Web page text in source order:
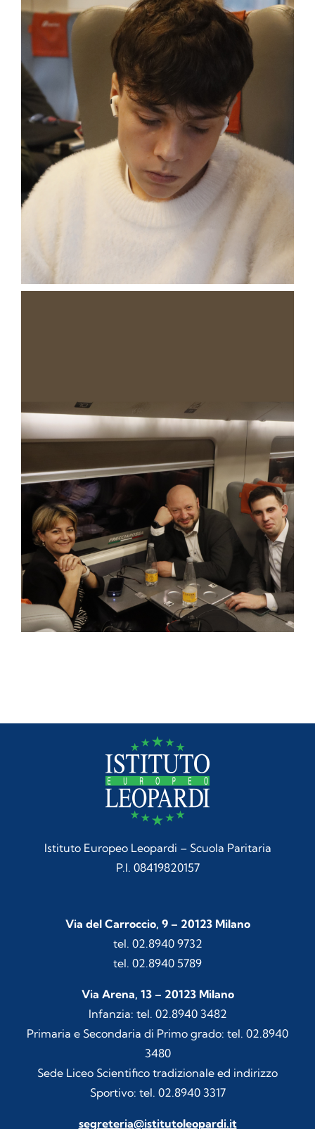
Istituto Europeo Leopardi – Scuola Paritaria
P.I. 08419820157
Via del Carroccio, 9 – 20123 Milano
tel. 02.8940 9732
tel. 02.8940 5789
Via Arena, 13 – 20123 Milano
Infanzia: tel. 02.8940 3482
Primaria e Secondaria di Primo grado: tel. 02.8940
3480
Sede Liceo Scientifico tradizionale ed indirizzo
Sportivo: tel. 02.8940 3317
segreteria@istitutoleopardi.it